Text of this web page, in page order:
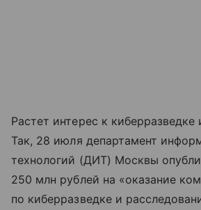
Растет интерес к киберразведке
Так, 28 июля департамент
технологий (ДИТ) Москвы
250 млн рублей на «оказание
по киберразведке и